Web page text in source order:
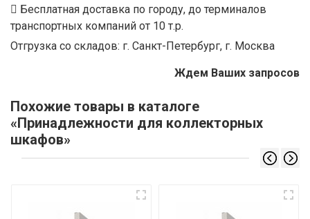
Бесплатная доставка по городу, до терминалов
транспортных компаний от 10 т.р.
Отгрузка со складов: г. Санкт-Петербург, г. Москва
Ждем Ваших запросов
Похожие товары в каталоге
«Принадлежности для коллекторных
шкафов»